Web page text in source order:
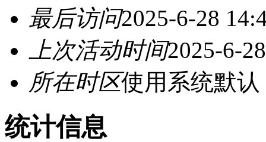
最后访问2025-6-28
上次活动时间2025-6-
所在时区使用系统默认
统计信息